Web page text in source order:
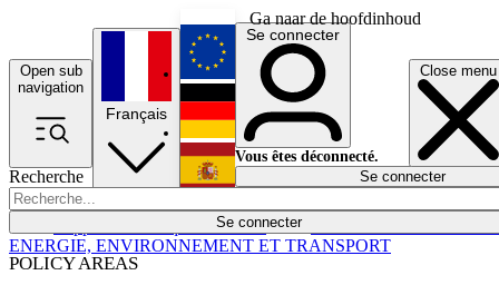
Ga naar de hoofdinhoud
Open sub
navigation
Close menu
Recherche
Se connecter
POLICY AREAS
Économie
Français
English
Deutsch
Español
Se connecter
Vous êtes déconnecté.
Se connecter
ENERGIE, ENVIRONNEMENT ET TRANSPORT